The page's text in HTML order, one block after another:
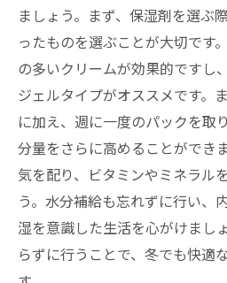
ましょう。まず、保湿剤を選ぶ
ったものを選ぶことが大切です
の多いクリームが効果的ですし
ジェルタイプがオススメです。
に加え、週に一度のパックを取
分量をさらに高めることができ
気を配り、ビタミンやミネラル
う。水分補給も忘れずに行い、
湿を意識した生活を心がけまし
らずに行うことで、冬でも快適